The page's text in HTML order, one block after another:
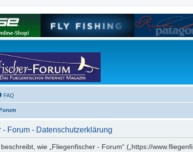
FAQ
- Forum - Datenschutzerklärung
wie „Fliegenfischer - Forum“ („https://